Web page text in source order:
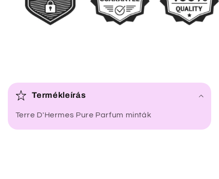
s
e
Termékleírás
Terre D'Hermes Pure Parfum minták